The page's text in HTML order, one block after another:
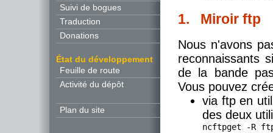
Suivi de bogues
Traduction
Donations
État du développement
Feuille de route
Activité du dépôt
Plan du site
1. Miroir ftp
Nous n'avons
reconnaissants
de la bande
Vous pouvez
via ftp en
des deux
ncftpget -R